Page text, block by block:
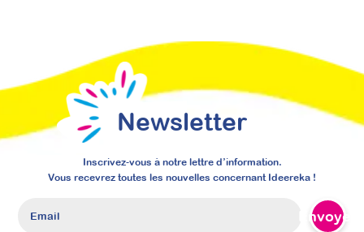
Articles
Newsletter
Inscrivez-vous à notre lettre d’information.
Vous recevrez toutes les nouvelles concernant Ideereka !
Envoyer